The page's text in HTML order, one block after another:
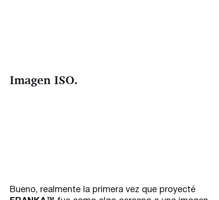
Imagen ISO.
Bueno, realmente la primera vez que proyecté